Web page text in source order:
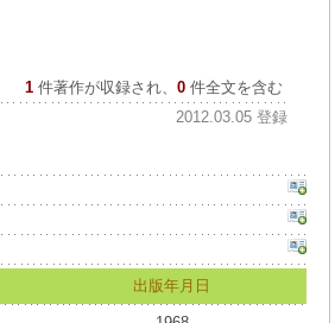
1 件著作が収録され、 0件全文を含む
2012.03.05 登録
出版年月日